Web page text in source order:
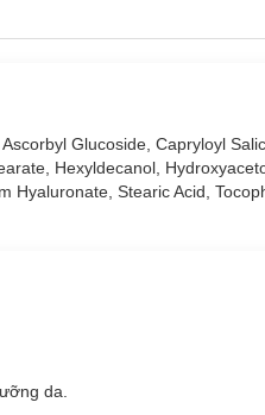
Glucoside, Capryloyl
Hexyldecanol,
Hyaluronate, Stearic Acid,
da.